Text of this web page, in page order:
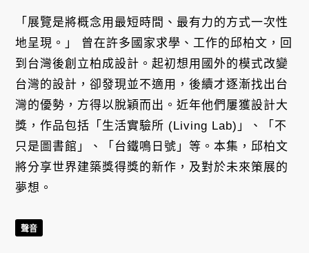
「展覽是將概念用最短時間、最有力的方式一次性
地呈現。」 曾在許多國家求學、工作的邱柏文，回
到台灣後創立柏成設計。起初想用國外的模式改變
台灣的設計，卻發現並不適用，後續才逐漸找出台
灣的優勢，方得以脫穎而出。近年他們屢獲設計大
獎，作品包括「生活實驗所 (Living Lab)」、「不
只是圖書館」、「台鐵鳴日號」等。本集，邱柏文
將分享世界建築獎得獎的新作，及對於未來策展的
夢想。
聲音